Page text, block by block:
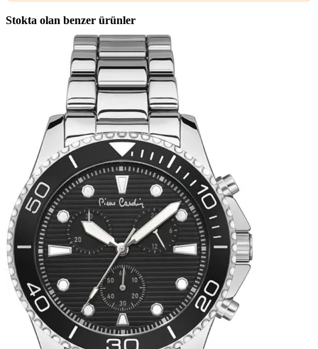
Stokta olan benzer ürünler